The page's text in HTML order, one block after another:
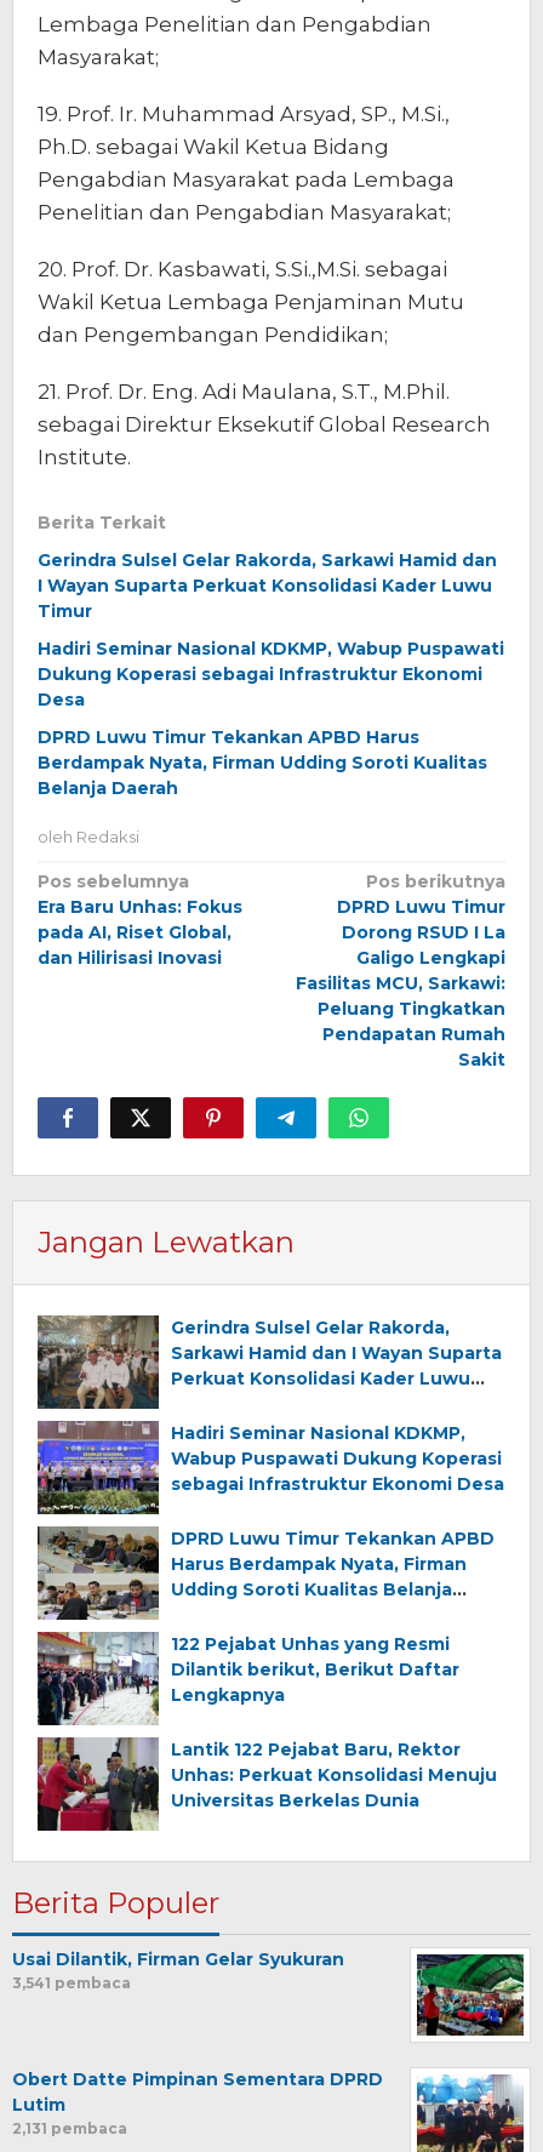
Lembaga Penelitian dan Pengabdian
Masyarakat;
19. Prof. Ir. Muhammad Arsyad, SP., M.Si.,
Ph.D. sebagai Wakil Ketua Bidang
Pengabdian Masyarakat pada Lembaga
Penelitian dan Pengabdian Masyarakat;
20. Prof. Dr. Kasbawati, S.Si.,M.Si. sebagai
Wakil Ketua Lembaga Penjaminan Mutu
dan Pengembangan Pendidikan;
21. Prof. Dr. Eng. Adi Maulana, S.T., M.Phil.
sebagai Direktur Eksekutif Global Research
Institute.
Berita Terkait
Gerindra Sulsel Gelar Rakorda, Sarkawi Hamid dan
I Wayan Suparta Perkuat Konsolidasi Kader Luwu
Timur
Hadiri Seminar Nasional KDKMP, Wabup Puspawati
Dukung Koperasi sebagai Infrastruktur Ekonomi
Desa
DPRD Luwu Timur Tekankan APBD Harus
Berdampak Nyata, Firman Udding Soroti Kualitas
Belanja Daerah
oleh Redaksi
Navigasi
pos
Pos sebelumnya
Era Baru Unhas: Fokus
pada AI, Riset Global,
dan Hilirisasi Inovasi
Pos berikutnya
DPRD Luwu Timur
Dorong RSUD I La
Galigo Lengkapi
Fasilitas MCU, Sarkawi:
Peluang Tingkatkan
Pendapatan Rumah
Sakit
Jangan Lewatkan
Gerindra Sulsel Gelar Rakorda,
Sarkawi Hamid dan I Wayan Suparta
Perkuat Konsolidasi Kader Luwu
Hadiri Seminar Nasional KDKMP,
Wabup Puspawati Dukung Koperasi
sebagai Infrastruktur Ekonomi Desa
DPRD Luwu Timur Tekankan APBD
Harus Berdampak Nyata, Firman
Udding Soroti Kualitas Belanja
122 Pejabat Unhas yang Resmi
Dilantik berikut, Berikut Daftar
Lengkapnya
Lantik 122 Pejabat Baru, Rektor
Unhas: Perkuat Konsolidasi Menuju
Universitas Berkelas Dunia
Berita Populer
Usai Dilantik, Firman Gelar Syukuran
3,541 pembaca
Obert Datte Pimpinan Sementara DPRD
Lutim
2,131 pembaca